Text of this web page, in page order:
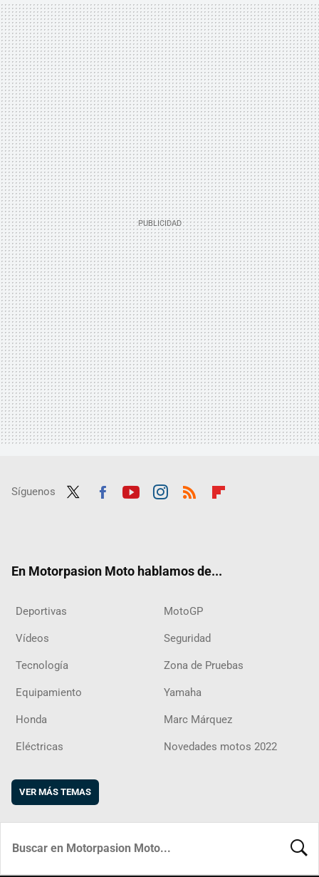
Síguenos
En Motorpasion Moto hablamos de...
Deportivas MotoGP
Vídeos Seguridad
Tecnología Zona de Pruebas
Equipamiento Yamaha
Honda Marc Márquez
Eléctricas Novedades motos 2022
VER MÁS TEMAS